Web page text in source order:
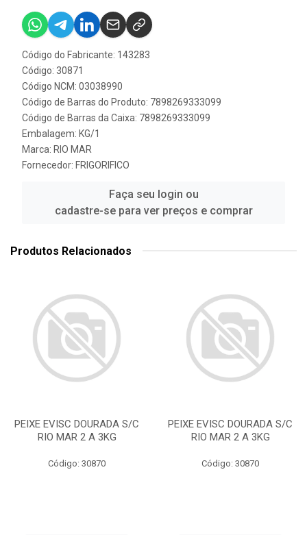
Código do Fabricante: 143283
Código: 30871
Código NCM: 03038990
Código de Barras do Produto: 7898269333099
Código de Barras da Caixa: 7898269333099
Embalagem: KG/1
Marca: RIO MAR
Fornecedor: FRIGORIFICO
Faça seu login ou
cadastre-se para ver preços e comprar
Produtos Relacionados
PEIXE EVISC DOURADA S/C
RIO MAR 2 A 3KG
Código: 30870
PEIXE EVISC DOURADA S/C
RIO MAR 2 A 3KG
Código: 30870